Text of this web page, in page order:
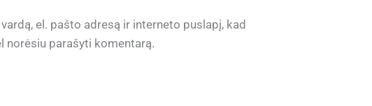
el. pašto adresą ir interneto puslapį, kad
norėsiu parašyti komentarą.